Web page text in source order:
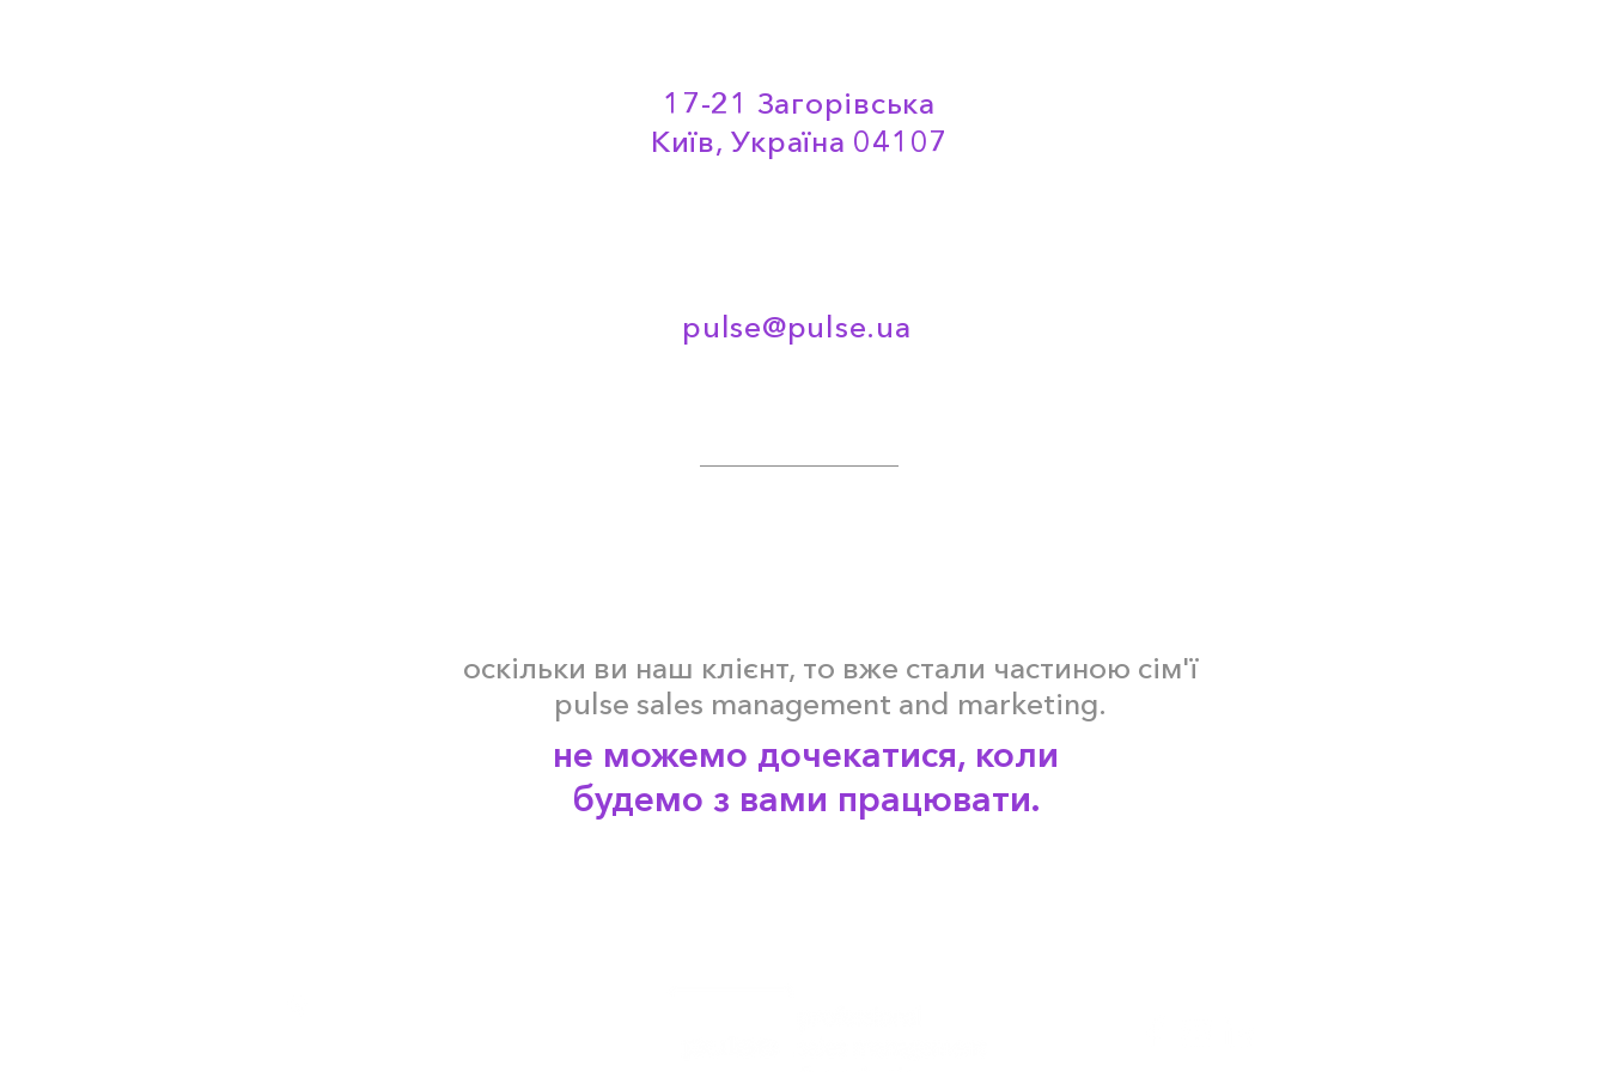
17-21 Загорівська
Київ, Україна 04107
pulse@pulse.ua
оскільки ви наш клієнт, то вже стали частиною сім'ї
pulse sales management and marketing.
не можемо дочекатися, коли
будемо з вами працювати.